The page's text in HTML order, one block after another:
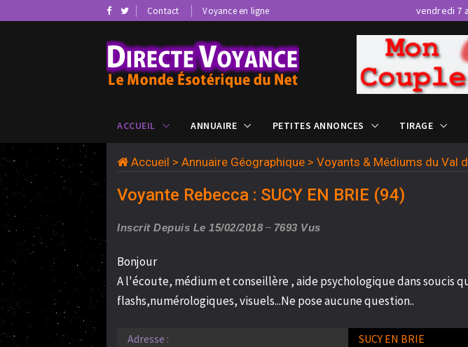
Contact Voyance en ligne vendredi 7
ACCUEIL ANNUAIRE PETITES ANNONCES TIRAGE
Accueil > Annuaire Géographique > Voyants & Médiums du Val
Voyante Rebecca : SUCY EN BRIE (94)
Inscrit Depuis Le 15/02/2018 7693 Vus
Bonjour
A l'écoute, médium et conseillère , aide psychologique dans soucis
flashs,numérologiques, visuels...Ne pose aucune question..
Adresse :
SUCY EN BRIE